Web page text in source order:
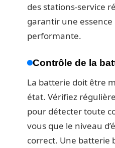
des stations-service
garantir une
performante.
Contrôle de la
La batterie doit être
état. Vérifiez
pour détecter toute
vous que le niveau
correct. Une batterie